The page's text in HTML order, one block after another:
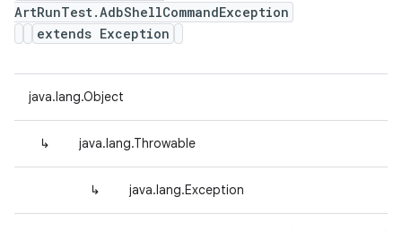
ArtRunTest.AdbShellCommandException
extends Exception
java.lang.Object
↳ java.lang.Throwable
↳ java.lang.Exception